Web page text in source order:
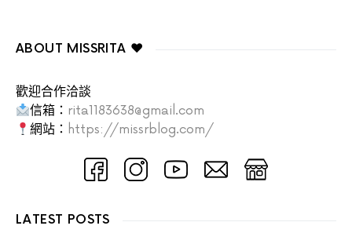
ABOUT MISSRITA ♥
歡迎合作洽談
信箱： rita1183638@gmail.com
網站： https://missrblog.com/
LATEST POSTS